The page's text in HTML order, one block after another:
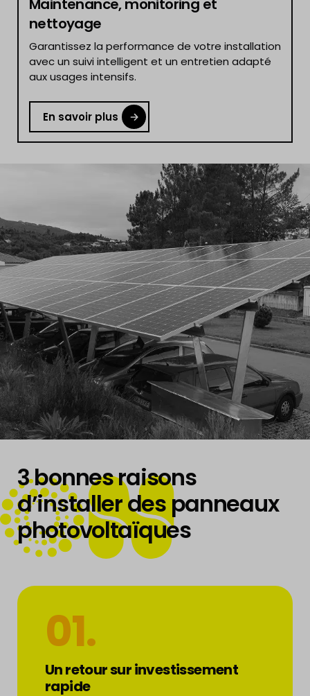
Maintenance, monitoring et
nettoyage
Garantissez la performance de votre installation
avec un suivi intelligent et un entretien adapté
aux usages intensifs.
En savoir plus
ENERGY
3 bonnes raisons
d’installer des panneaux
photovoltaïques
01.
Un retour sur investissement
rapide